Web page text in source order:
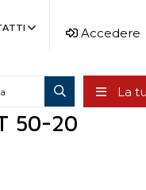
Accedere
La
50-20